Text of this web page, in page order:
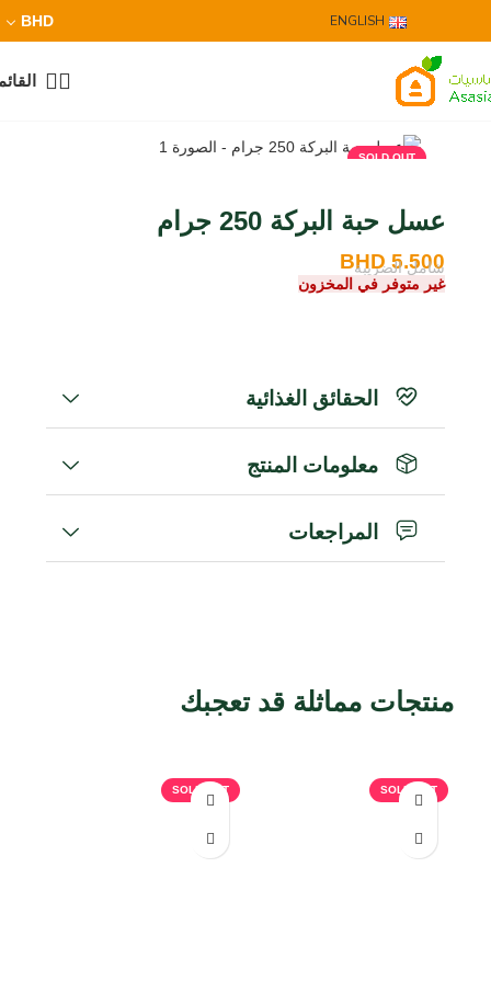
ENGLISH
BHD
SOLD OUT
عسل حبة البركة 250 جرام
5.500
BHD
شامل الضريبة
غير متوفر في المخزون
الحقائق الغذائية
معلومات المنتج
المراجعات
منتجات مماثلة قد تعجبك
SOLD OUT
SOLD OUT